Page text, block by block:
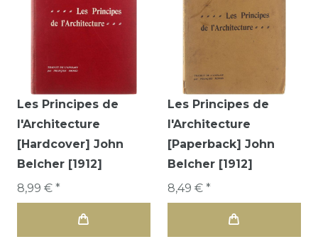
Les Principes de
l'Architecture
[Hardcover] John
Belcher [1912]
8,99 € *
Les Principes de
l'Architecture
[Paperback] John
Belcher [1912]
8,49 € *